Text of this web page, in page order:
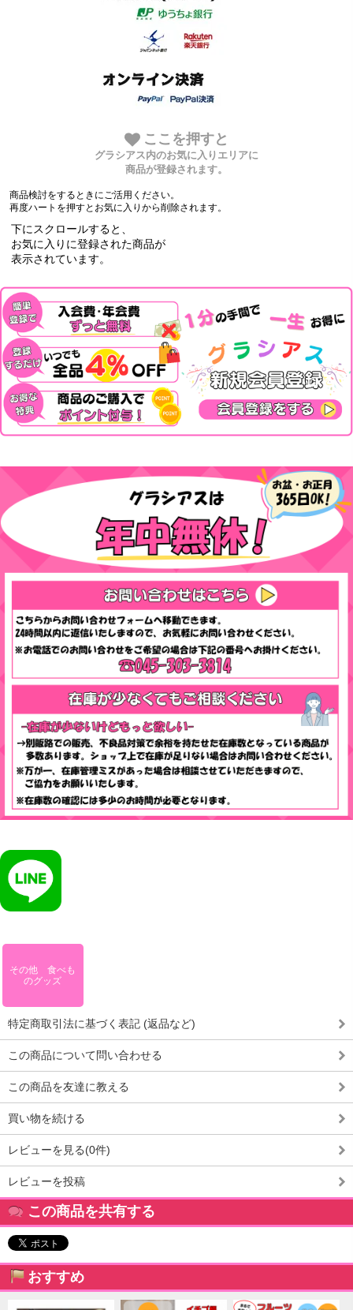
ここを押すと
グラシアス内のお気に入りエリアに
商品が登録されます。
商品検討をするときにご活用ください。
再度ハートを押すとお気に入りから削除されます。
下にスクロールすると、
お気に入りに登録された商品が
表示されています。
その他 食べも
のグッズ
特定商取引法に基づく表記 (返品など)
この商品について問い合わせる
この商品を友達に教える
買い物を続ける
レビューを見る(0件)
レビューを投稿
この商品を共有する
おすすめ